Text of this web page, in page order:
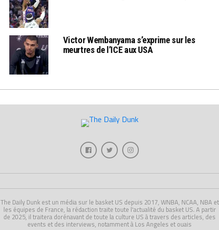
Victor Wembanyama s’exprime sur les
meurtres de l’ICE aux USA
The Daily Dunk est un média sur le basket US depuis 2017, WNBA, NCAA, NBA et
les équipes de France, la rédaction traite toute l'actualité du basket US. A partir
de 2025, il traitera dorénavant de toute la culture US à travers des articles, des
events et des interviews, notamment à Los Angeles et ouais